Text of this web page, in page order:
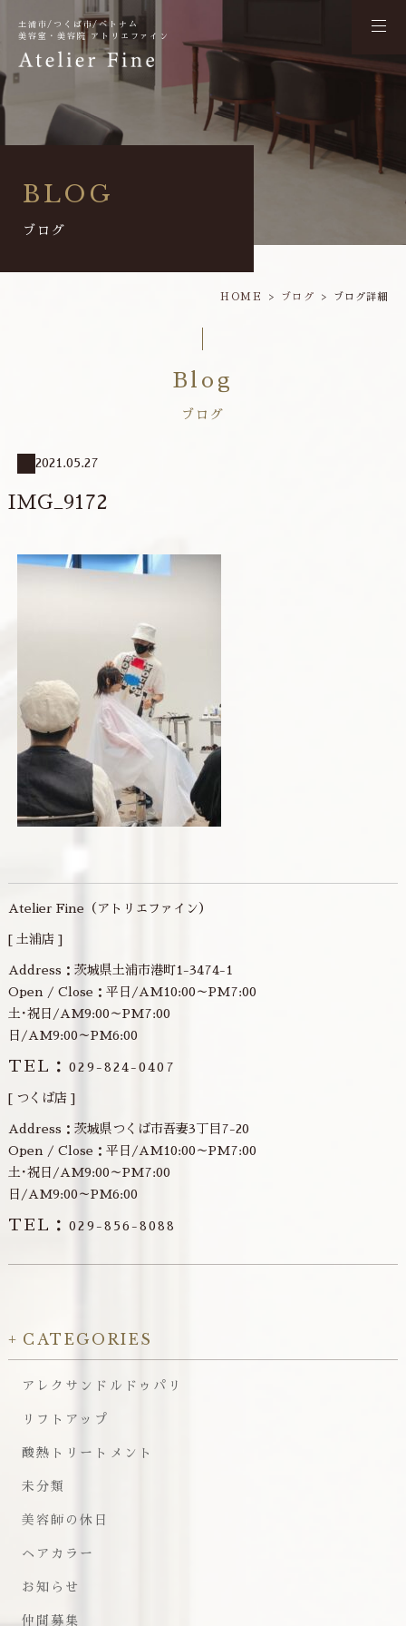
土浦市/つくば市/ベトナム
美容室・美容院 アトリエファイン
BLOG
ブログ
HOME ブログ ブログ詳細
Blog
ブログ
2021.05.27
IMG_9172
Atelier Fine（アトリエファイン）
[ 土浦店 ]
Address：茨城県土浦市港町1-3474-1
Open / Close：平日/AM10:00～PM7:00
土･祝日/AM9:00～PM7:00
日/AM9:00～PM6:00
TEL：029-824-0407
[ つくば店 ]
Address：茨城県つくば市吾妻3丁目7-20
Open / Close：平日/AM10:00～PM7:00
土･祝日/AM9:00～PM7:00
日/AM9:00～PM6:00
TEL：029-856-8088
CATEGORIES
アレクサンドルドゥパリ
リフトアップ
酸熱トリートメント
未分類
美容師の休日
ヘアカラー
お知らせ
仲間募集